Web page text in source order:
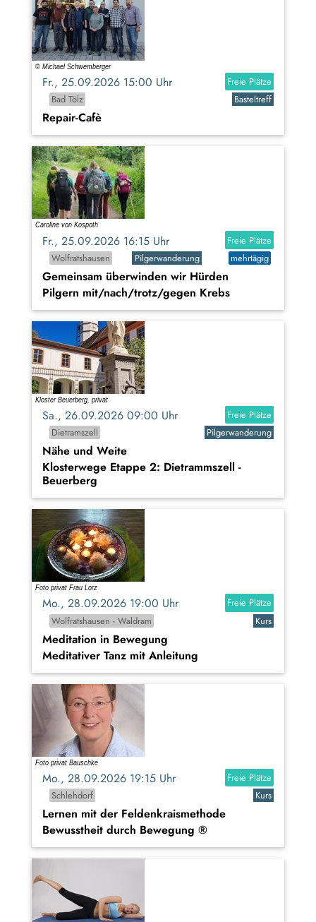
Fr., 25.09.2026 15:00 Uhr
Freie Plätze
Bad Tölz
Basteltreff
Repair-Cafè
Fr., 25.09.2026 16:15 Uhr
Freie Plätze
Wolfratshausen
Pilgerwanderung mehrtägig
Gemeinsam überwinden wir Hürden
Pilgern mit/nach/trotz/gegen Krebs
Sa., 26.09.2026 09:00 Uhr
Freie Plätze
Dietramszell
Pilgerwanderung
Nähe und Weite
Klosterwege Etappe 2: Dietrammszell -
Beuerberg
Mo., 28.09.2026 19:00 Uhr
Freie Plätze
Wolfratshausen - Waldram
Kurs
Meditation in Bewegung
Meditativer Tanz mit Anleitung
Mo., 28.09.2026 19:15 Uhr
Freie Plätze
Schlehdorf
Kurs
Lernen mit der Feldenkraismethode
Bewusstheit durch Bewegung ®